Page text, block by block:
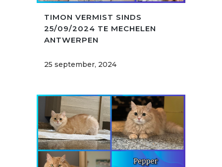
TIMON VERMIST SINDS
25/09/2024 TE MECHELEN
ANTWERPEN
25 september, 2024